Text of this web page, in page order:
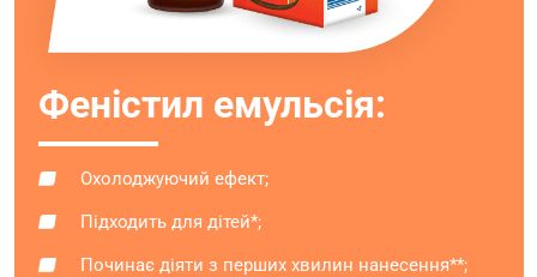
Феністил емульсія:
Охолоджуючий ефект;
Підходить для дітей*;
Починає діяти з перших хвилин нанесення**;